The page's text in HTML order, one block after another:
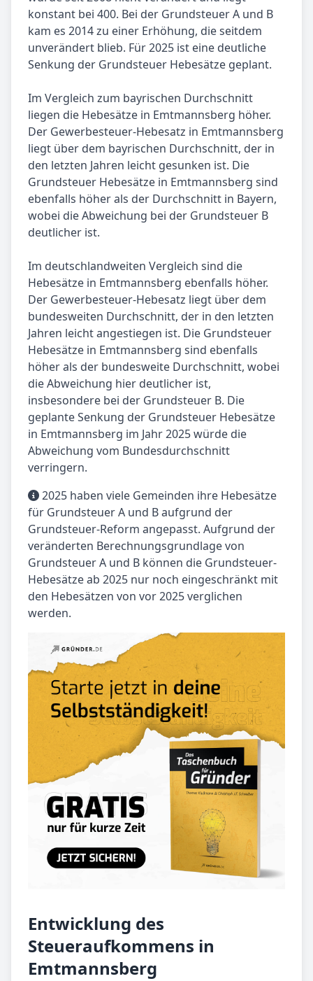
konstant bei 400. Bei der Grundsteuer A und B
kam es 2014 zu einer Erhöhung, die seitdem
unverändert blieb. Für 2025 ist eine deutliche
Senkung der Grundsteuer Hebesätze geplant.
Im Vergleich zum bayrischen Durchschnitt
liegen die Hebesätze in Emtmannsberg höher.
Der Gewerbesteuer-Hebesatz in Emtmannsberg
liegt über dem bayrischen Durchschnitt, der in
den letzten Jahren leicht gesunken ist. Die
Grundsteuer Hebesätze in Emtmannsberg sind
ebenfalls höher als der Durchschnitt in Bayern,
wobei die Abweichung bei der Grundsteuer B
deutlicher ist.
Im deutschlandweiten Vergleich sind die
Hebesätze in Emtmannsberg ebenfalls höher.
Der Gewerbesteuer-Hebesatz liegt über dem
bundesweiten Durchschnitt, der in den letzten
Jahren leicht angestiegen ist. Die Grundsteuer
Hebesätze in Emtmannsberg sind ebenfalls
höher als der bundesweite Durchschnitt, wobei
die Abweichung hier deutlicher ist,
insbesondere bei der Grundsteuer B. Die
geplante Senkung der Grundsteuer Hebesätze
in Emtmannsberg im Jahr 2025 würde die
Abweichung vom Bundesdurchschnitt
verringern.
2025 haben viele Gemeinden ihre Hebesätze
für Grundsteuer A und B aufgrund der
Grundsteuer-Reform angepasst. Aufgrund der
veränderten Berechnungsgrundlage von
Grundsteuer A und B können die Grundsteuer-
Hebesätze ab 2025 nur noch eingeschränkt mit
den Hebesätzen von vor 2025 verglichen
werden.
Entwicklung des
Steueraufkommens in
Emtmannsberg